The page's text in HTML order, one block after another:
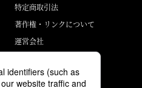
特定商取引法
著作権・リンクについて
運営会社